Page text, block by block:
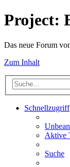
Project:
Das neue Forum
Zum Inhalt
Schnellzugriff
Aktive
Suche